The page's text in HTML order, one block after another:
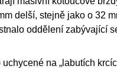
delší, stejně jako o 32
oddělení zabývající
na „labutích